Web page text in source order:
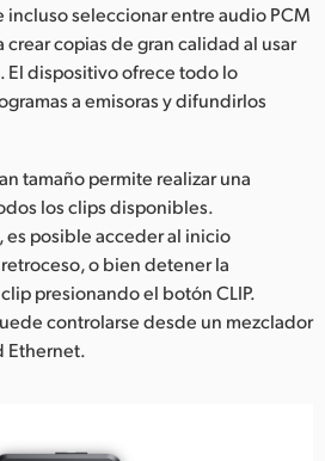
incluso seleccionar entre audio PCM
crear copias de gran calidad al usar
El dispositivo ofrece todo lo
a emisoras y difundirlos
tamaño permite realizar una
los clips disponibles.
posible acceder al inicio
o bien detener la
presionando el botón CLIP.
controlarse desde un mezclador
Ethernet.